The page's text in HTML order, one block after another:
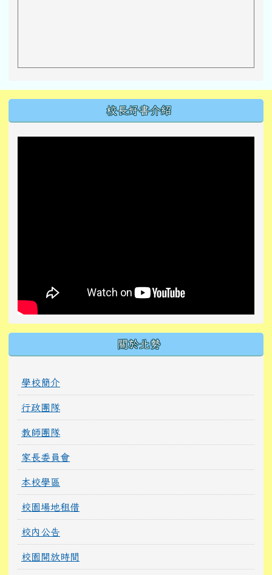
校長好書介紹
關於北勢
學校簡介
行政團隊
教師團隊
家長委員會
本校學區
校園場地租借
校內公告
校園開放時間